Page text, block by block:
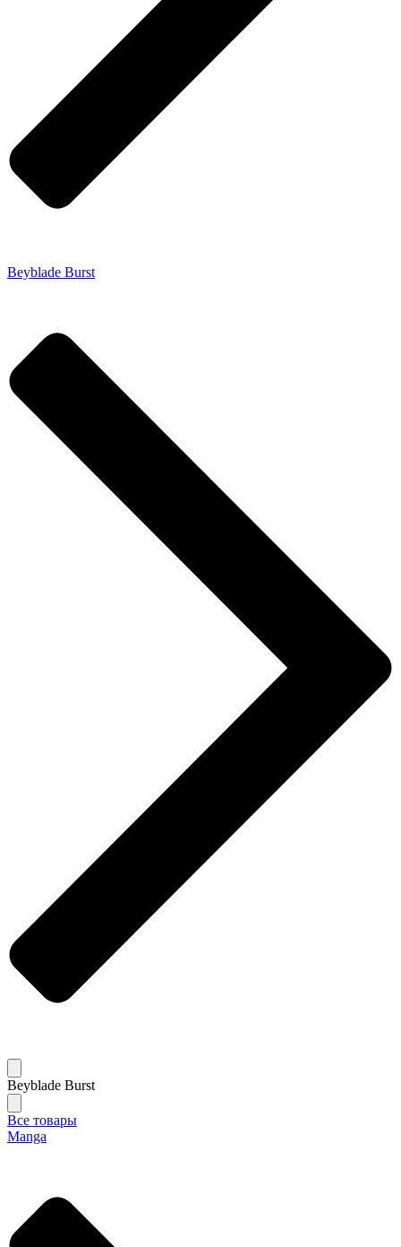
Beyblade Burst
Beyblade Burst
Все товары
Manga